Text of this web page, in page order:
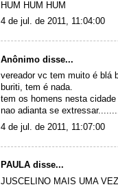
HUM HUM HUM
4 de jul. de 2011, 11:04:00
Anônimo disse...
vereador vc tem muito é blá
buriti, tem é nada.
tem os homens nesta
nao adianta se
4 de jul. de 2011, 11:07:00
PAULA disse...
JUSCELINO MAIS UMA